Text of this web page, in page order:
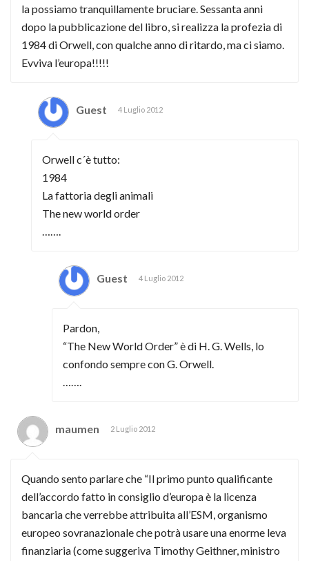
la possiamo tranquillamente bruciare. Sessanta anni
dopo la pubblicazione del libro, si realizza la profezia di
1984 di Orwell, con qualche anno di ritardo, ma ci siamo.
Evviva l’europa!!!!!
Guest 4 Luglio 2012
Orwell c´è tutto:
1984
La fattoria degli animali
The new world order
…….
Guest 4 Luglio 2012
Pardon,
“The New World Order” è di H. G. Wells, lo
confondo sempre con G. Orwell.
…….
maumen 2 Luglio 2012
Quando sento parlare che “Il primo punto qualificante
dell’accordo fatto in consiglio d’europa è la licenza
bancaria che verrebbe attribuita all’ESM, organismo
europeo sovranazionale che potrà usare una enorme leva
finanziaria (come suggeriva Timothy Geithner, ministro